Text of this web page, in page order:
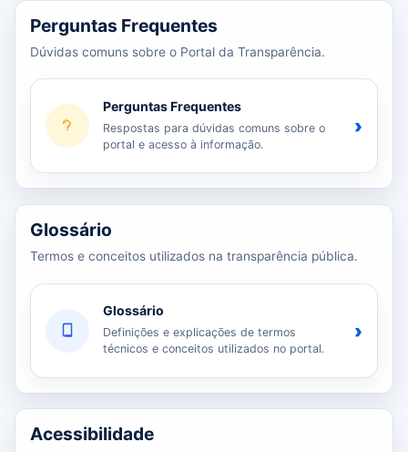
Perguntas Frequentes
Dúvidas comuns sobre o Portal da Transparência.
Perguntas Frequentes
Respostas para dúvidas comuns sobre o
portal e acesso à informação.
›
Glossário
Termos e conceitos utilizados na transparência pública.
Glossário
Definições e explicações de termos
técnicos e conceitos utilizados no portal.
›
Acessibilidade